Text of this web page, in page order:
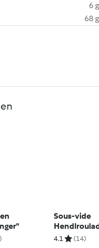
6 g
68 g
Sous-vide
roter
4.1 (14)